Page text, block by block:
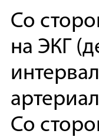
Со
на ЭКГ
Со